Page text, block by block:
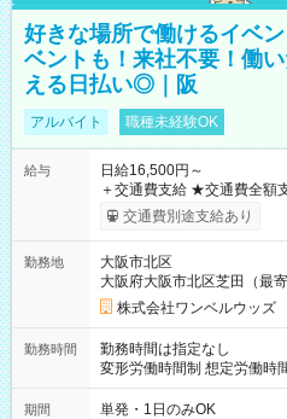
好きな場所で働けるイベ
ベントも！来社不要！働
える日払い◎｜阪
アルバイト 職種未経験OK
給与
日給16,500円～
＋交通費支給 ★交通費全額支給！ ★日払いOK！（規定あり） ┗
働いたその日に現金GET♪
交通費別途支給あり
勤務地
大阪市北区
大阪府大阪市北区芝田（最
株式会社ワンベルウッズ
勤務時間
勤務時間は指定なし
変形労働時間制 想定労働時間160時間/月 【
00～20：00
期間 単発・1日のみOK